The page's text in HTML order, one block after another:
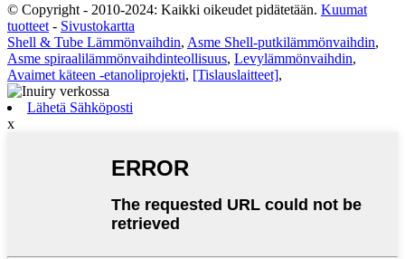
© Copyright - 2010-2024: Kaikki oikeudet pidätetään. Kuumat
tuotteet - Sivustokartta
Shell & Tube Lämmönvaihdin, Asme Shell-putkilämmönvaihdin,
Asme spiraalilämmönvaihdinteollisuus, Levylämmönvaihdin,
Avaimet käteen -etanoliprojekti, [Tislauslaitteet],
Lähetä Sähköposti
x